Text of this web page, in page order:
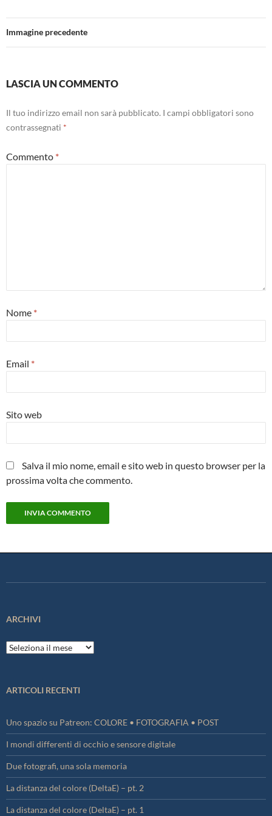
Immagine precedente
LASCIA UN COMMENTO
Il tuo indirizzo email non sarà pubblicato. I campi obbligatori sono
contrassegnati *
Commento *
Nome *
Email *
Sito web
Salva il mio nome, email e sito web in questo browser per la
prossima volta che commento.
ARCHIVI
Archivi
ARTICOLI RECENTI
Uno spazio su Patreon: COLORE • FOTOGRAFIA • POST
I mondi differenti di occhio e sensore digitale
Due fotografi, una sola memoria
La distanza del colore (DeltaE) – pt. 2
La distanza del colore (DeltaE) – pt. 1